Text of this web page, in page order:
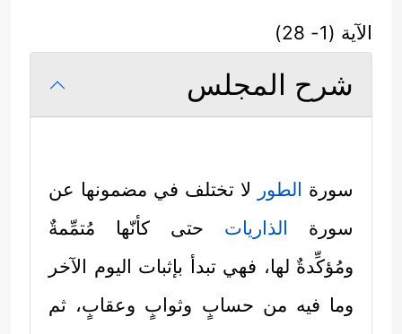
الآية (1- 28)
شرح المجلس
سورة الطور لا تختلف في مضمونها عن
سورة الذاريات حتى كأنّها مُتمِّمةٌ
ومُؤكِّدةٌ لها، فهي تبدأ بإثبات اليوم الآخر
وما فيه من حسابٍ وثوابٍ وعقابٍ، ثم